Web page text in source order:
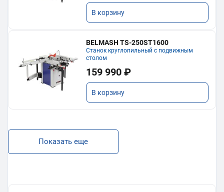
В корзину
BELMASH TS-250ST1600
Станок круглопильный с подвижным
столом
159 990 ₽
В корзину
Показать еще